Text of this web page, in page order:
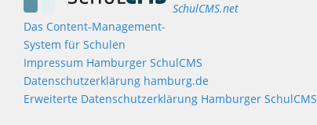
SchulCMS.net
Das Content-Management-
System für Schulen
Impressum Hamburger SchulCMS
Datenschutzerklärung hamburg.de
Erweiterte Datenschutzerklärung Hamburger SchulCMS